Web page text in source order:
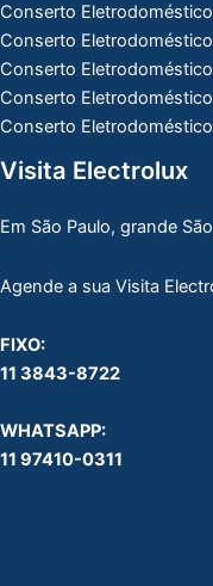
Conserto
Conserto
Conserto
Conserto
Conserto
Visita Electrolux
Em São Paulo, grande
Agende a sua Visita
FIXO:
11 3843-8722
WHATSAPP:
11 97410-0311